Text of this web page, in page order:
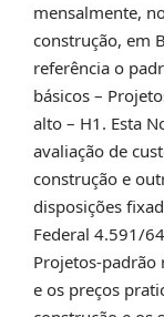
mensalmente,
construção, em
referência o
básicos –
alto – H1. Esta
avaliação de
construção e
disposições
Federal 4.591/
Projetos-padrão
e os preços